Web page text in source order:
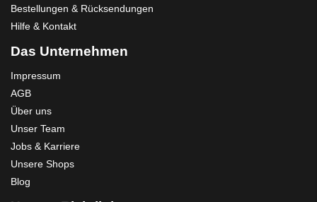
Bestellungen & Rücksendungen
Hilfe & Kontakt
Das Unternehmen
Impressum
AGB
Über uns
Unser Team
Jobs & Karriere
Unsere Shops
Blog